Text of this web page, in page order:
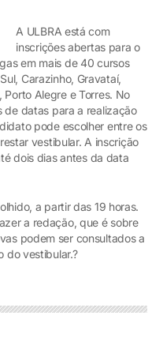
A ULBRA está com
inscrições abertas para o
em mais de 40 cursos
Carazinho, Gravataí,
Porto Alegre e Torres. No
de datas para a realização
pode escolher entre os
vestibular. A inscrição
dois dias antes da data
a partir das 19 horas.
a redação, que é sobre
podem ser consultados a
do vestibular.?